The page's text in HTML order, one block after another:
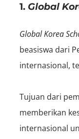
1. Global
Global Korea
beasiswa dari
internasional,
Tujuan dari
memberikan
internasional